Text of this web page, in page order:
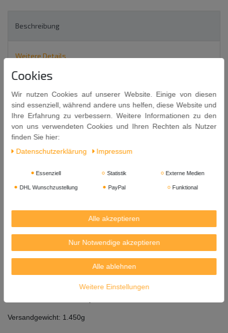
Beschreibung
Weitere Details
KURO YOKAICHI MUGI SHOCHU
よかいち
Zutaten: Gerste, Reishefe, Alkohol.
Herkunft: Produkt aus Japan
Philipp-Reis-Straße 15 B3/B4
Versandgewicht: 1.450g
Cookies
Wir nutzen Cookies auf unserer Website. Einige von diesen
sind essenziell, während andere uns helfen, diese Website und
Ihre Erfahrung zu verbessern. Weitere Informationen zu den
von uns verwendeten Cookies und Ihren Rechten als Nutzer
finden Sie hier:
Daten­schutz­erklärung
Impressum
Essenziell Statistik Externe Medien
DHL Wunschzustellung PayPal Funktional
Alle akzeptieren
Nur Notwendige akzeptieren
Alle ablehnen
Weitere Einstellungen